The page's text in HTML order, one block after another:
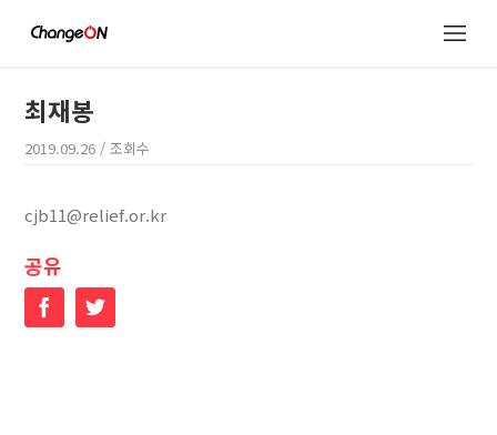
최재봉
2019.09.26 / 조회수
cjb11@relief.or.kr
공유
FacebookTwitter